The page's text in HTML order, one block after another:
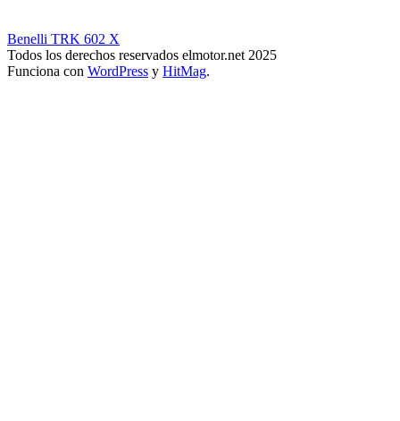
Benelli TRK 602 X
Todos los derechos reservados elmotor.net 2025
Funciona con WordPress y HitMag.